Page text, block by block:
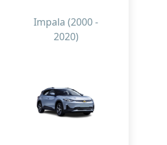
Impala (2000 -
2020)